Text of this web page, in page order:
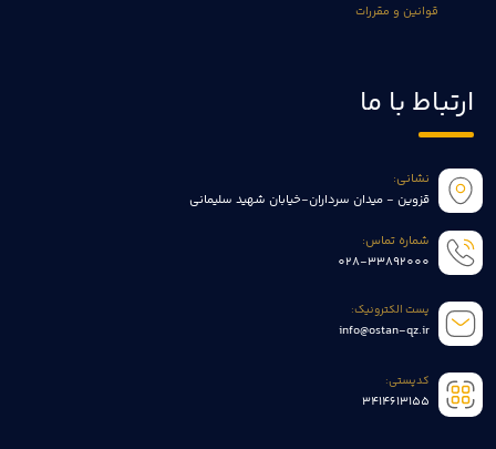
قوانین و مقررات
ارتباط با ما
نشانی:
قزوین - میدان سرداران-خیابان شهید سلیمانی
شماره تماس:
028-33892000
پست الکترونیک:
info@ostan-qz.ir
کدپستی:
3414613155